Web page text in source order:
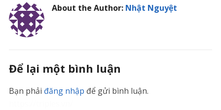
About the Author: Nhật Nguyệt
Để lại một bình luận
Bạn phải đăng nhập để gửi bình luận.